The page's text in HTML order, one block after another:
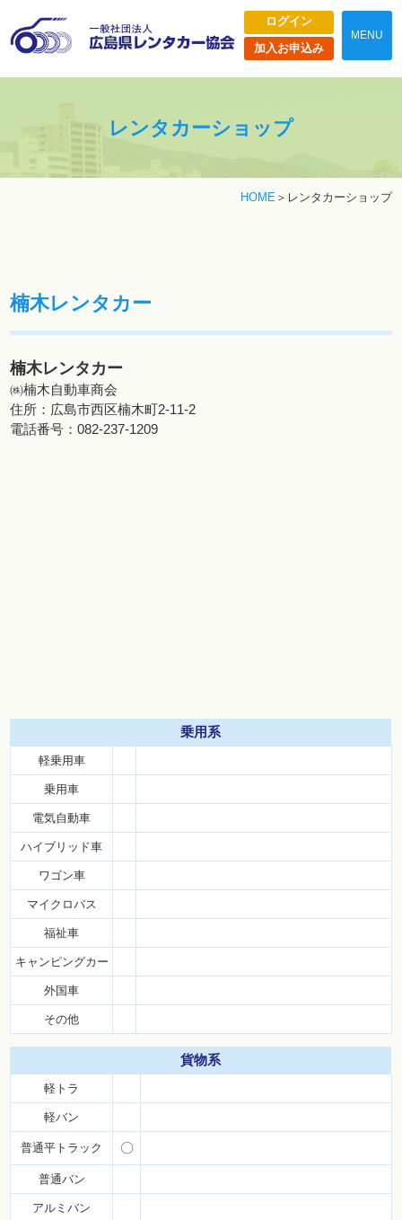
ログイン
加入お申込み
MENU
レンタカーショップ
HOME レンタカーショップ
楠木レンタカー
楠木レンタカー
㈱楠木自動車商会
住所： 広島市西区楠木町2-11-2
電話番号：082-237-1209
乗用系
軽乗用車
乗用車
電気自動車
ハイブリッド車
ワゴン車
マイクロバス
福祉車
キャンピングカー
外国車
その他
貨物系
軽トラ
軽バン
普通平トラック 〇
普通バン
アルミバン